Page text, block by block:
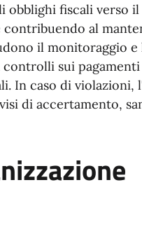
fiscali verso
al
il monitoraggio e
sui
In caso di
di accertamento,